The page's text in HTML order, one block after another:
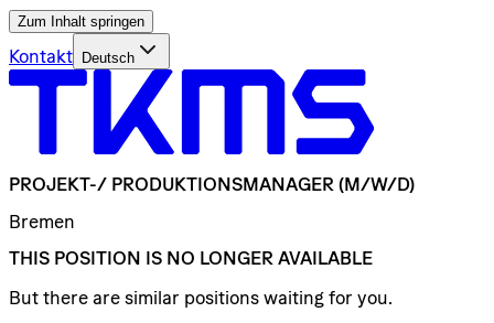
Zum Inhalt springen
Kontakt Deutsch
PROJEKT-/​ PRODUKTIONSMANAGER (M/W/D)
Bremen
THIS POSITION IS NO LONGER AVAILABLE
But there are similar positions waiting for you.